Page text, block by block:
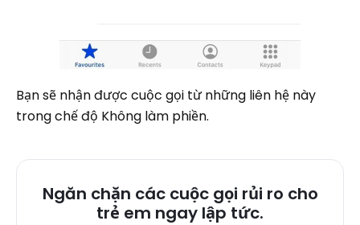
Bạn sẽ nhận được cuộc gọi từ những liên hệ này
trong chế độ Không làm phiền.
Ngăn chặn các cuộc gọi rủi ro cho
trẻ em ngay lập tức.